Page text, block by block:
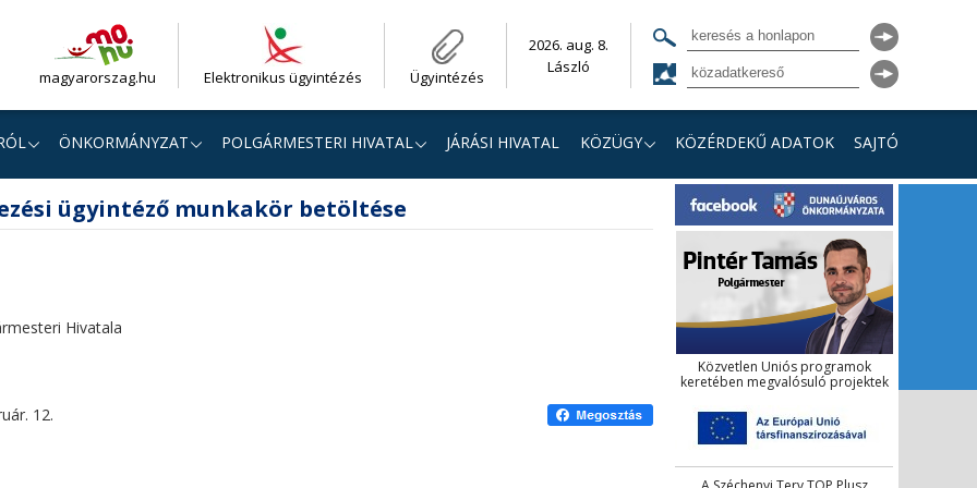
magyarorszag.hu Elektronikus ügyintézés Ügyintézés
2026. aug. 8.
László
ÖNKORMÁNYZAT POLGÁRMESTERI HIVATAL JÁRÁSI HIVATAL KÖZÜGY KÖZÉRDEKŰ ADATOK SAJTÓ
ügyintéző munkakör betöltése
Hivatala
12.
Közvetlen Uniós programok
keretében megvalósuló projektek